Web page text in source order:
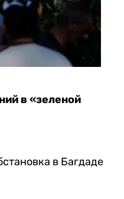
в «зеленой
в Багдаде